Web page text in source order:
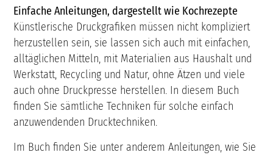
Einfache Anleitungen, dargestellt wie Kochrezepte
Künstlerische Druckgrafiken müssen nicht kompliziert
herzustellen sein, sie lassen sich auch mit einfachen,
alltäglichen Mitteln, mit Materialien aus Haushalt und
Werkstatt, Recycling und Natur, ohne Ätzen und viele
auch ohne Druckpresse herstellen. In diesem Buch
finden Sie sämtliche Techniken für solche einfach
anzuwendenden Drucktechniken.
Im Buch finden Sie unter anderem Anleitungen, wie Sie